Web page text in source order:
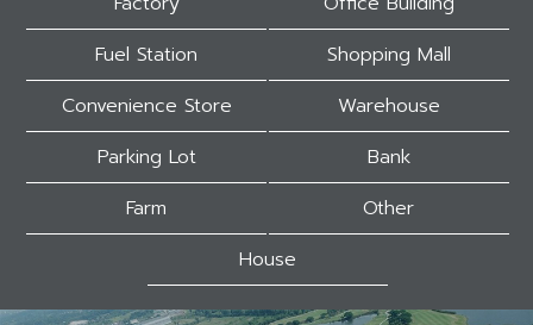
Fuel Station
Shopping Mall
Convenience Store
Warehouse
Parking Lot
Bank
Farm
Other
House